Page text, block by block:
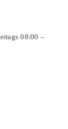
08:00 –